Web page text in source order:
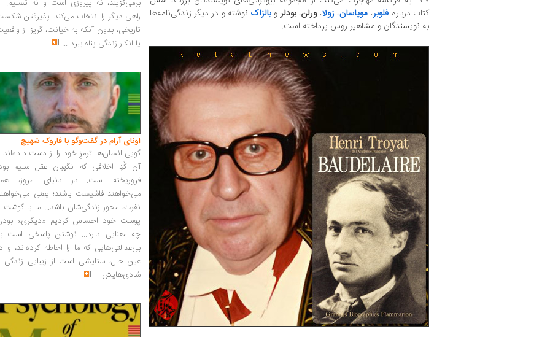
کتاب درباره فلوبر، موپاسان، زولا،ورلن،بودلروبالزاک نوشته و در دیگر زندگی‌نامه‌ها
به نویسندگان و مشاهیر روس پرداخته است.
برمی‌گزیند، نه پیروزی است و نه تسلیم.
راهی دیگر را انتخاب می‌کند: پذیرفتن
تاریخی، بدون آنکه به خیانت، گریز از
یا انکار زندگی پناه ببرد ...
اونای آرام در گفت‌وگو با فاروک شهیچ‭
گویی انسان‌ها ترمزِ خود را از دست داده‌اند
آن کُدِ اخلاقی که نگهبان عقل سلیم
فروریخته است. در دنیای امروز،
می‌خواهند فاشیست باشند؛ یعنی
نفرت، محورِ زندگی‌شان باشد... ما با گوشت
پوست خود احساس کردیم «دیگری»
چه معنایی دارد... نوشتن پاسخی است
بی‌عدالتی‌هایی که ما را احاطه کرده‌اند، و
عین حال، ستایشی است از زیبایی زندگی
شادی‌هایش ...